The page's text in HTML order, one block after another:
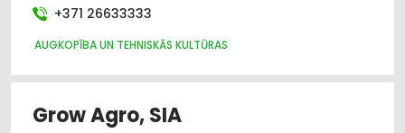
+371 26633333
AUGKOPĪBA UN TEHNISKĀS KULTŪRAS
Grow Agro, SIA